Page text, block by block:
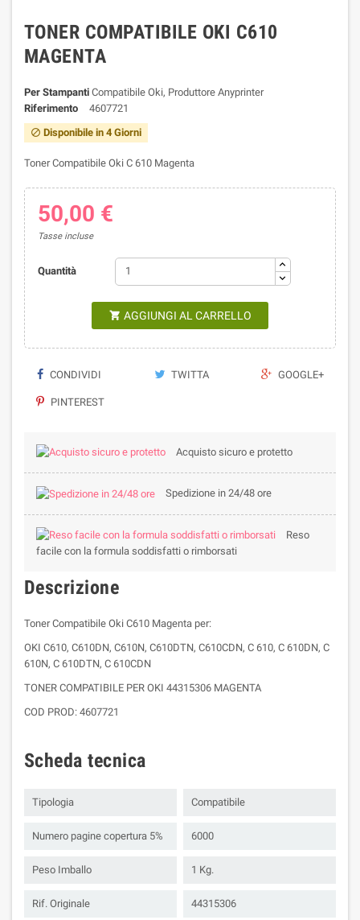
TONER COMPATIBILE OKI C610
MAGENTA
Per Stampanti Compatibile Oki, Produttore Anyprinter
Riferimento
4607721
 Disponibile in 4 Giorni
Toner Compatibile Oki C 610 Magenta
50,00 €
Tasse incluse
Quantità
 AGGIUNGI AL CARRELLO
CONDIVIDI TWITTA GOOGLE+
PINTEREST
Acquisto sicuro e protetto
Spedizione in 24/48 ore
Reso
facile con la formula soddisfatti o rimborsati
Descrizione
Toner Compatibile Oki C610 Magenta per:
OKI C610, C610DN, C610N, C610DTN, C610CDN, C 610, C 610DN, C
610N, C 610DTN, C 610CDN
TONER COMPATIBILE PER OKI 44315306 MAGENTA
COD PROD: 4607721
Scheda tecnica
Tipologia Compatibile
Numero pagine copertura 5% 6000
Peso Imballo 1 Kg.
Rif. Originale 44315306